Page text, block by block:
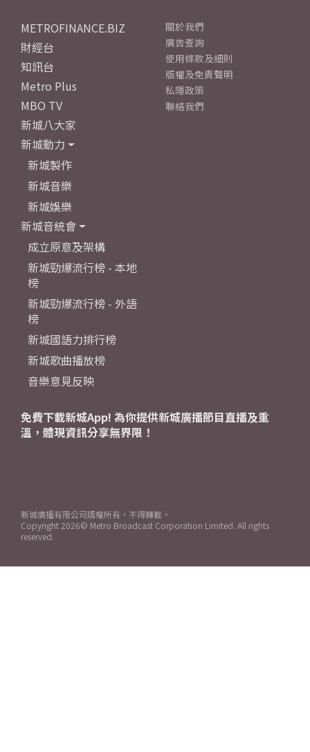
METROFINANCE.BIZ
財經台
知訊台
Metro Plus
MBO TV
新城八大家
新城動力
新城製作
新城音樂
新城娛樂
新城音統會
成立原意及架構
新城勁爆流行榜 - 本地
榜
新城勁爆流行榜 - 外語
榜
新城國語力排行榜
新城歌曲播放榜
音樂意見反映
關於我們
廣告查詢
使用條款及細則
版權及免責聲明
私隱政策
聯絡我們
免費下載新城App! 為你提供新城廣播節目直播及重
溫，體現資訊分享無界限！
新城廣播有限公司版權所有，不得轉載。
Copyright 2026© Metro Broadcast Corporation Limited. All rights
reserved.